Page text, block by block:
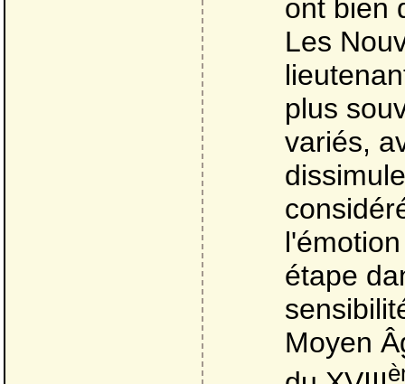
ont bien
Les
plus
variés,
étape
Moyen